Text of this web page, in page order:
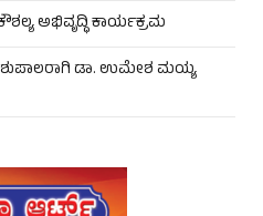
ಅಭಿವೃದ್ಧಿ ಕಾರ್ಯಕ್ರಮ
ಡಾ. ಉಮೇಶ ಮಯ್ಯ